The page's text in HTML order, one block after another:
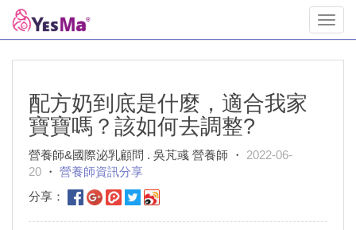
配方奶到底是什麼，適合我家
寶寶嗎？該如何去調整?
營養師&國際泌乳顧問 . 吳芃彧 營養師 ・ 2022-06-
20 ・ 營養師資訊分享
分享：